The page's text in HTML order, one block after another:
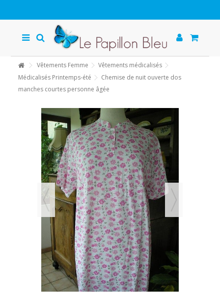
Vêtements Femme
Vêtements médicalisés
Médicalisés Printemps-été
Chemise de nuit ouverte dos
manches courtes personne âgée